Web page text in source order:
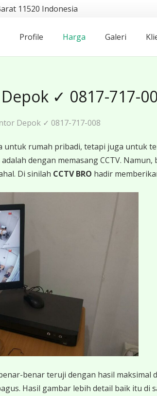
11520 Indonesia
Profile Harga Galeri
Depok ✓ 0817-717-
Depok ✓ 0817-717-008
untuk rumah pribadi, tetapi juga untuk
dengan memasang CCTV.
Di sinilah CCTV BRO hadir
benar teruji dengan hasil maksimal
Hasil gambar lebih detail baik itu di